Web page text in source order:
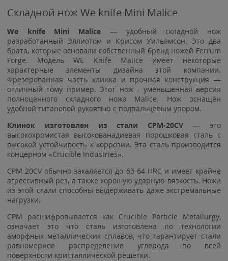
Складной нож We knife Mini Malice
We knife Mini Malice — удобный складной нож
разработанный Эллиотом и Крисом Уильямсон. Это два
брата, которые основали собственный бренд ножей Ferrum
Forge. Модель WE Knife Malice имеет некоторые
характерные элементы дизайна этой компании.
Фрезерованная часть клинка и прочная конструкция —
отличный тому пример. Этот нож - уменьшенная версия
полноценного складного ножа Malice. Нож оснащён
удобной титановой рукоятью с подпальцевым упором.
Клинок изготовлен из стали CPM-20CV — это
высокохромистая высокованадиевая порошковая сталь с
высокой устойчивость к коррозии. Эта сталь производится
концерном «Crucible Industries».
CPM 20CV обычно закаляется до 63-64 HRC и имеет крайне
агрессивный рез, а также хорошую ударную вязкость. Ножи
из этой стали способны выдерживать даже экстремальные
нагрузки.
СРМ расшифровывается как Crucible Particle Metallurgy,
означает это что сталь изготовлена по технологии
аморфных металлических сплавов, что гарантирует стали
равномерное распределение углерода по всей
поверхности кристаллической решетки.